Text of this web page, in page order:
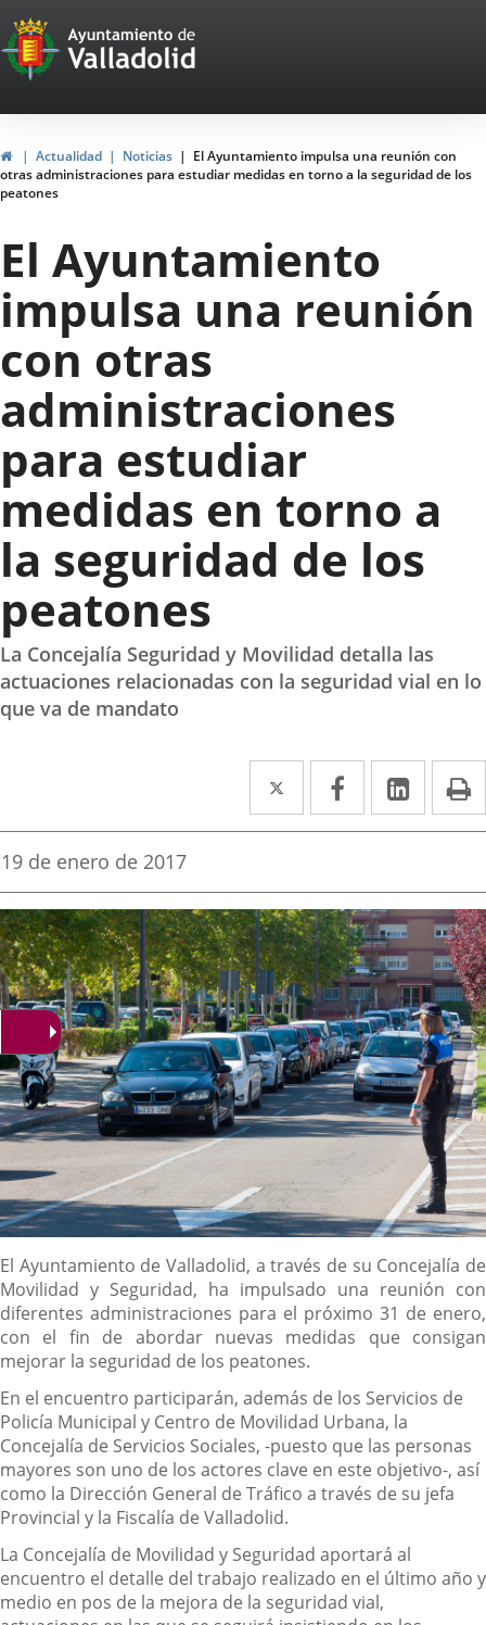
Portal
Web
del
Ayuntamiento
de
Valladolid
InicioActualidad Noticias
El Ayuntamiento impulsa una reunión con
otras administraciones para estudiar medidas en torno a la seguridad de los
peatones
El Ayuntamiento
impulsa una reunión
con otras
administraciones
para estudiar
medidas en torno a
la seguridad de los
peatones
La Concejalía Seguridad y Movilidad detalla las
actuaciones relacionadas con la seguridad vial en lo
que va de mandato
Twitter
Enlace
a
aplicación
externa.
Facebook
Enlace
a
aplicación
externa.
Enlace
a
Fecha
la
noticia
19 de enero de 2017
Descripción
El Ayuntamiento de Valladolid, a través de su Concejalía de
Movilidad y Seguridad, ha impulsado una reunión con
diferentes administraciones para el próximo 31 de enero,
con el fin de abordar nuevas medidas que consigan
mejorar la seguridad de los peatones.
En el encuentro participarán, además de los Servicios de
Policía Municipal y Centro de Movilidad Urbana, la
Concejalía de Servicios Sociales, -puesto que las personas
mayores son uno de los actores clave en este objetivo-, así
como la Dirección General de Tráfico a través de su jefa
Provincial y la Fiscalía de Valladolid.
La Concejalía de Movilidad y Seguridad aportará al
encuentro el detalle del trabajo realizado en el último año y
medio en pos de la mejora de la seguridad vial,